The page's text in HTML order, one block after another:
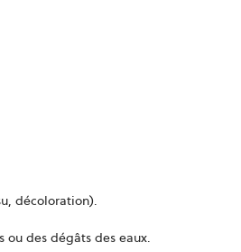
décoloration).
des dégâts des eaux.